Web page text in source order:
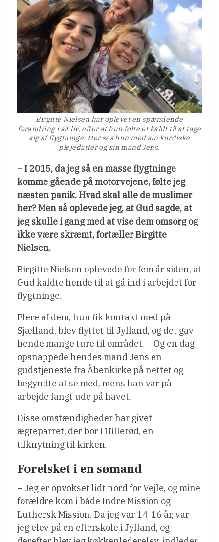
Birgitte Nielsen har oplevet en spændende
forandring i sit liv, efter at hun følte et kaldt til at tage
sig af flygtninge. Her ses hun med sin kurdiske
plejedatter og sin mand Jens.
– I 2015, da jeg så en masse flygtninge
komme gående på motorvejene, følte jeg
næsten panik. Hvad skal alle de muslimer
her? Men så oplevede jeg, at Gud sagde, at
jeg skulle i gang med at vise dem omsorg og
ikke være skræmt, fortæller Birgitte
Nielsen.
Birgitte Nielsen oplevede for fem år siden, at
Gud kaldte hende til at gå ind i arbejdet for
flygtninge.
Flere af dem, hun fik kontakt med på
Sjælland, blev flyttet til Jylland, og det gav
hende mange ture til området. – Og en dag
opsnappede hendes mand Jens en
gudstjeneste fra Åbenkirke på nettet og
begyndte at se med, mens han var på
arbejde langt ude på havet.
Disse omstændigheder har givet
ægteparret, der bor i Hillerød, en
tilknytning til kirken.
Forelsket i en sømand
– Jeg er opvokset lidt nord for Vejle, og mine
forældre kom i både Indre Mission og
Luthersk Mission. Da jeg var 14-16 år, var
jeg elev på en efterskole i Jylland, og